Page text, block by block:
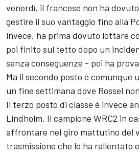
venerdì, il francese non ha
gestire il suo vantaggio fino alla
invece, ha prima dovuto lottare
poi finito sul tetto dopo un
senza conseguenze - poi ha
Ma il secondo posto è comunque
un fine settimana dove Rossel
Il terzo posto di classe è invece
Lindholm. Il campione WRC2 in
affrontare nel giro mattutino del
trasmissione che lo ha rallentato